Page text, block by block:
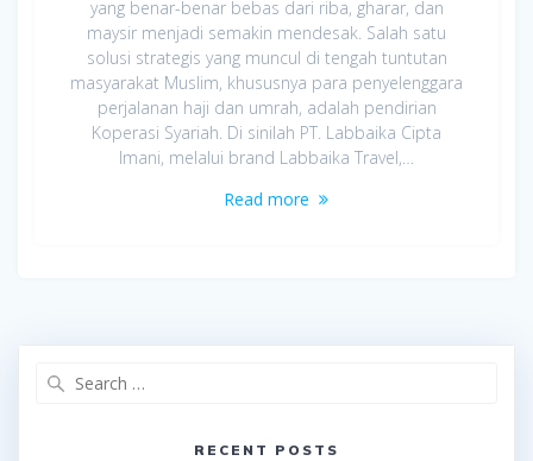
yang benar-benar bebas dari riba, gharar, dan
maysir menjadi semakin mendesak. Salah satu
solusi strategis yang muncul di tengah tuntutan
masyarakat Muslim, khususnya para penyelenggara
perjalanan haji dan umrah, adalah pendirian
Koperasi Syariah. Di sinilah PT. Labbaika Cipta
Imani, melalui brand Labbaika Travel,…
Read more
RECENT POSTS